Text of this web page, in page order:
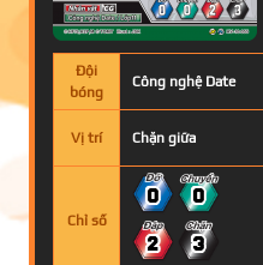
Đội
bóng
Công nghệ Date
Vị trí Chặn giữa
Chỉ số
0 0
2 3